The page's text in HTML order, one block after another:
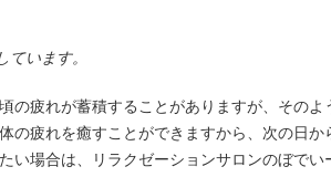
います。
の疲れが蓄積することがありますが、そのよ
の疲れを癒すことができますから、次の日
い場合は、リラクゼーションサロンのぼで